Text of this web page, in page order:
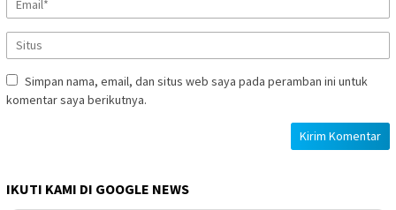
Simpan nama, email, dan situs web saya pada peramban ini untuk
komentar saya berikutnya.
IKUTI KAMI DI GOOGLE NEWS